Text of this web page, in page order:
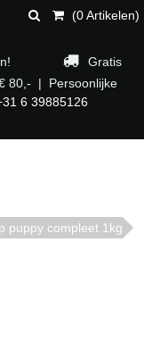
Gratis
80,- | Persoonlijke
6 39885126
(0 Artikelen)
puppy compleet 1kg